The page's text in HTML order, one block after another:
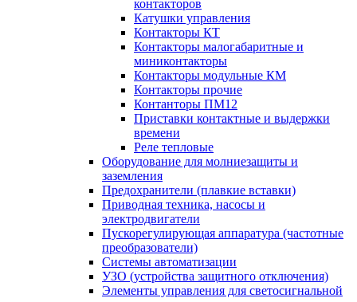
контакторов
Катушки управления
Контакторы КТ
Контакторы малогабаритные и
миниконтакторы
Контакторы модульные КМ
Контакторы прочие
Контанторы ПМ12
Приставки контактные и выдержки
времени
Реле тепловые
Оборудование для молниезащиты и
заземления
Предохранители (плавкие вставки)
Приводная техника, насосы и
электродвигатели
Пускорегулирующая аппаратура (частотные
преобразователи)
Системы автоматизации
УЗО (устройства защитного отключения)
Элементы управления для светосигнальной